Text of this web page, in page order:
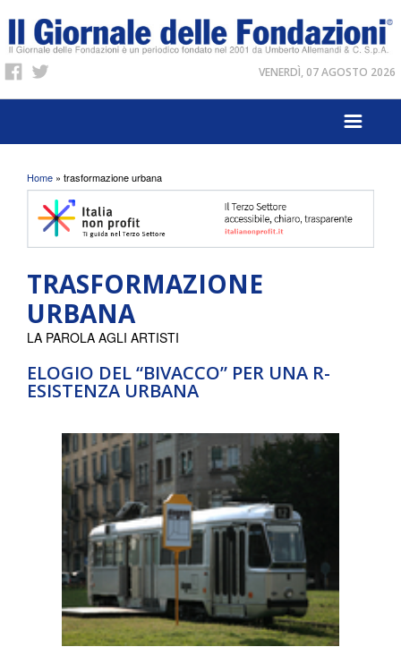
VENERDÌ, 07 AGOSTO 2026
Tu sei qui
Home » trasformazione urbana
TRASFORMAZIONE
URBANA
ELOGIO DEL “BIVACCO” PER UNA R-
ESISTENZA URBANA
LA PAROLA AGLI ARTISTI